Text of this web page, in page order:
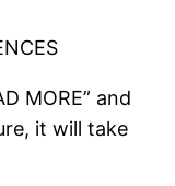
MORE” and
it will take